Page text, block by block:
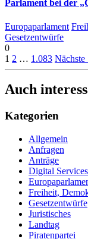
Parlament bei der
Europaparlament
Gesetzentwürfe
0
1 2 … 1.083 Nächste
Auch
Kategorien
Allgemein
Anfragen
Anträge
Digital
Freiheit,
Gesetzentwürfe
Juristisches
Landtag
Piratenpartei